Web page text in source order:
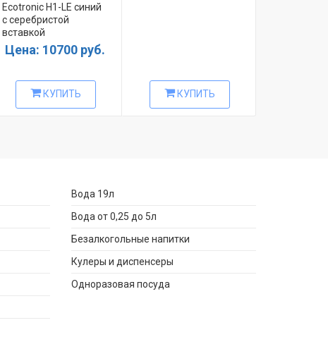
Ecotronic H1-LE синий
с серебристой
вставкой
Цена: 10700 руб.
КУПИТЬ КУПИТЬ
Вода 19л
Вода от 0,25 до 5л
Безалкогольные напитки
Кулеры и диспенсеры
Одноразовая посуда